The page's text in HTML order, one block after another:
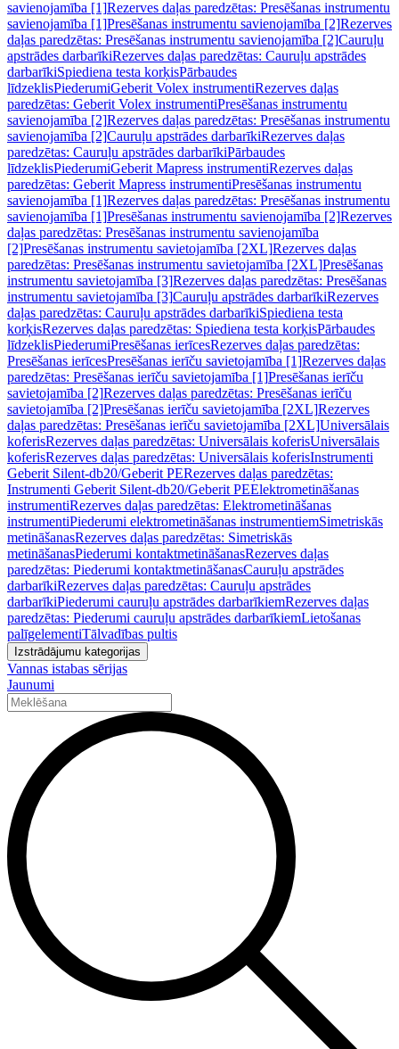
savienojamība [1]Rezerves daļas paredzētas: Presēšanas instrumentu
savienojamība [1]Presēšanas instrumentu savienojamība [2]Rezerves
daļas paredzētas: Presēšanas instrumentu savienojamība [2]Cauruļu
apstrādes darbarīkiRezerves daļas paredzētas: Cauruļu apstrādes
darbarīkiSpiediena testa korķisPārbaudes
līdzeklisPiederumiGeberit Volex instrumentiRezerves daļas
paredzētas: Geberit Volex instrumentiPresēšanas instrumentu
savienojamība [2]Rezerves daļas paredzētas: Presēšanas instrumentu
savienojamība [2]Cauruļu apstrādes darbarīkiRezerves daļas
paredzētas: Cauruļu apstrādes darbarīkiPārbaudes
līdzeklisPiederumiGeberit Mapress instrumentiRezerves daļas
paredzētas: Geberit Mapress instrumentiPresēšanas instrumentu
savienojamība [1]Rezerves daļas paredzētas: Presēšanas instrumentu
savienojamība [1]Presēšanas instrumentu savienojamība [2]Rezerves
daļas paredzētas: Presēšanas instrumentu savienojamība
[2]Presēšanas instrumentu savietojamība [2XL]Rezerves daļas
paredzētas: Presēšanas instrumentu savietojamība [2XL]Presēšanas
instrumentu savietojamība [3]Rezerves daļas paredzētas: Presēšanas
instrumentu savietojamība [3]Cauruļu apstrādes darbarīkiRezerves
daļas paredzētas: Cauruļu apstrādes darbarīkiSpiediena testa
korķisRezerves daļas paredzētas: Spiediena testa korķisPārbaudes
līdzeklisPiederumiPresēšanas ierīcesRezerves daļas paredzētas:
Presēšanas ierīcesPresēšanas ierīču savietojamība [1]Rezerves daļas
paredzētas: Presēšanas ierīču savietojamība [1]Presēšanas ierīču
savietojamība [2]Rezerves daļas paredzētas: Presēšanas ierīču
savietojamība [2]Presēšanas ierīču savietojamība [2XL]Rezerves
daļas paredzētas: Presēšanas ierīču savietojamība [2XL]Universālais
koferisRezerves daļas paredzētas: Universālais koferisUniversālais
koferisRezerves daļas paredzētas: Universālais koferisInstrumenti
Geberit Silent-db20/Geberit PERezerves daļas paredzētas:
Instrumenti Geberit Silent-db20/Geberit PEElektrometināšanas
instrumentiRezerves daļas paredzētas: Elektrometināšanas
instrumentiPiederumi elektrometināšanas instrumentiemSimetriskās
metināšanasRezerves daļas paredzētas: Simetriskās
metināšanasPiederumi kontaktmetināšanasRezerves daļas
paredzētas: Piederumi kontaktmetināšanasCauruļu apstrādes
darbarīkiRezerves daļas paredzētas: Cauruļu apstrādes
darbarīkiPiederumi cauruļu apstrādes darbarīkiemRezerves daļas
paredzētas: Piederumi cauruļu apstrādes darbarīkiemLietošanas
palīgelementiTālvadības pultis
Izstrādājumu kategorijas
Vannas istabas sērijas
Jaunumi